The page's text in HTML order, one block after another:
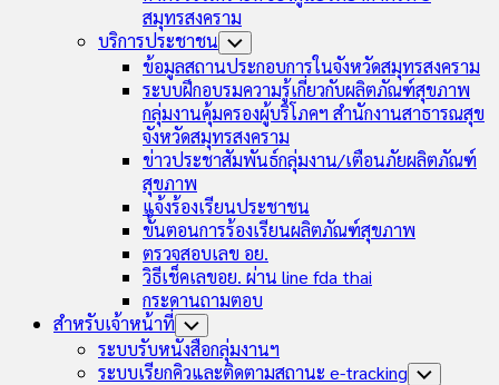
สมุทรสงคราม
บริการประชาชน Toggle
Child
Menu
ข้อมูลสถานประกอบการในจังหวัดสมุทรสงคราม
ระบบฝึกอบรมความรู้เกี่ยวกับผลิตภัณฑ์สุขภาพ
กลุ่มงานคุ้มครองผู้บริโภคฯ สำนักงานสาธารณสุข
จังหวัดสมุทรสงคราม
ข่าวประชาสัมพันธ์กลุ่มงาน/เตือนภัยผลิตภัณฑ์
สุขภาพ
แจ้งร้องเรียนประชาชน
ขั้นตอนการร้องเรียนผลิตภัณฑ์สุขภาพ
ตรวจสอบเลข อย.
วิธีเช็คเลขอย. ผ่าน line fda thai
กระดานถามตอบ
สำหรับเจ้าหน้าที่ Toggle
Child
Menu
ระบบรับหนังสือกลุ่มงานฯ
ระบบเรียกคิวและติดตามสถานะ e-tracking Toggle